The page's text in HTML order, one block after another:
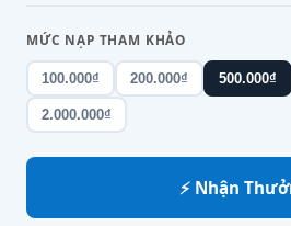
MỨC NẠP THAM KHẢO
100.000₫ 200.000₫ 500.000₫
2.000.000₫
⚡ Nhận